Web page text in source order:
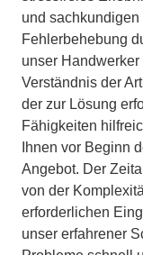
und
Fehlerbehebung
unser
Verständnis der
der zur Lösung
Fähigkeiten
Ihnen vor Beginn
Angebot. Der
von der
erforderlichen
unser erfahrener